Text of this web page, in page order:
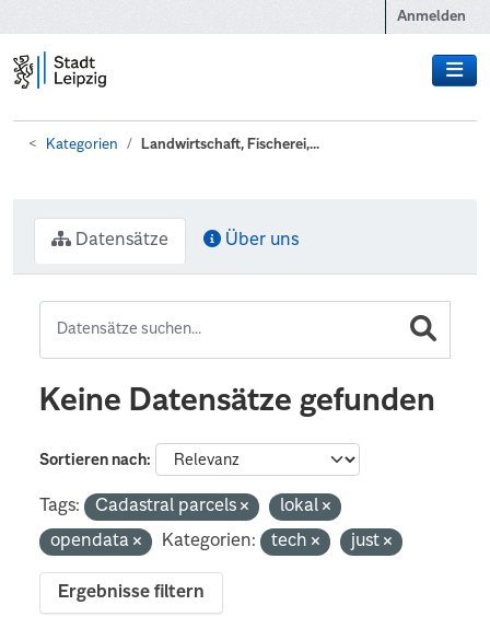
Anmelden
Kategorien Landwirtschaft, Fischerei,...
Datensätze Über uns
Keine Datensätze gefunden
Sortieren nach
Tags: Cadastral parcels
lokal
opendata
Kategorien: tech just
Ergebnisse filtern